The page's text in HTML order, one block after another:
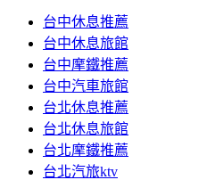
台中休息推薦
台中休息旅館
台中摩鐵推薦
台中汽車旅館
台北休息推薦
台北休息旅館
台北摩鐵推薦
台北汽旅ktv